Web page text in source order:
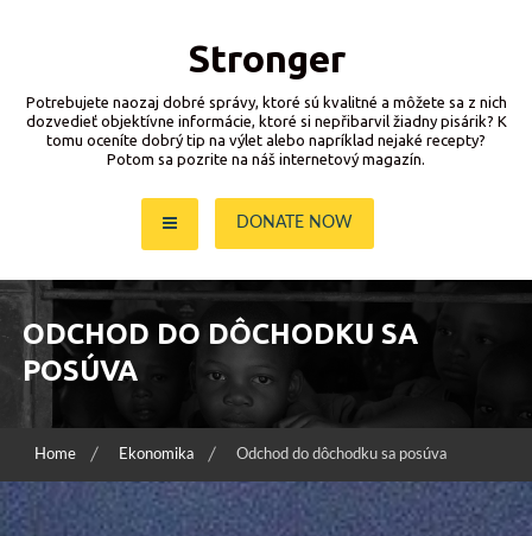
Stronger
Potrebujete naozaj dobré správy, ktoré sú kvalitné a môžete sa z nich
dozvedieť objektívne informácie, ktoré si nepřibarvil žiadny pisárik? K
tomu oceníte dobrý tip na výlet alebo napríklad nejaké recepty?
Potom sa pozrite na náš internetový magazín.
DONATE NOW
ODCHOD DO DÔCHODKU SA
POSÚVA
Home Ekonomika Odchod do dôchodku sa posúva